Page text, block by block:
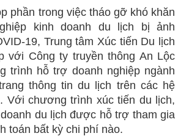
phần trong việc tháo gỡ khó khăn
kinh doanh du lịch bị ảnh
19, Trung tâm Xúc tiến Du lịch
với Công ty truyền thông An Lộc
trình hỗ trợ doanh nghiệp ngành
thông tin du lịch trên các hệ
Với chương trình xúc tiến du lịch,
du lịch được hỗ trợ tham gia
toán bất kỳ chi phí nào.